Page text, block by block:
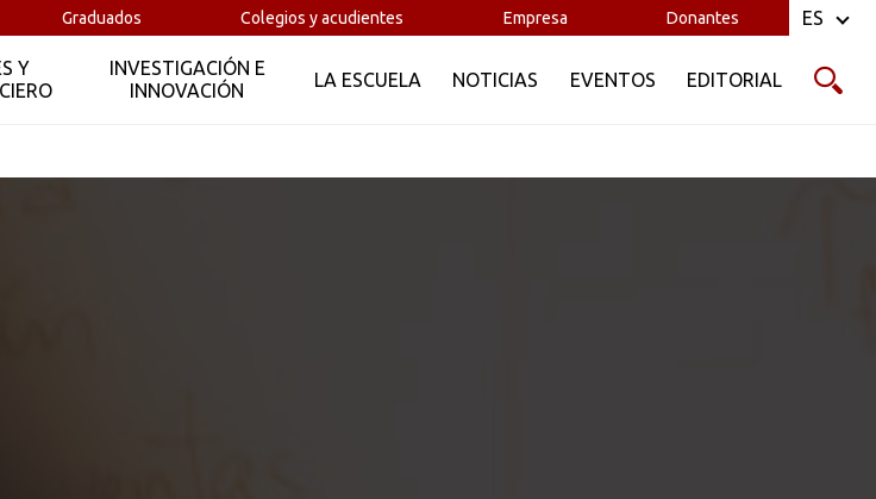
Graduados Colegios y acudientes Empresa Donantes
Y
INVESTIGACIÓN E
INNOVACIÓN
LA ESCUELA NOTICIAS EVENTOS EDITORIAL
ES
en línea